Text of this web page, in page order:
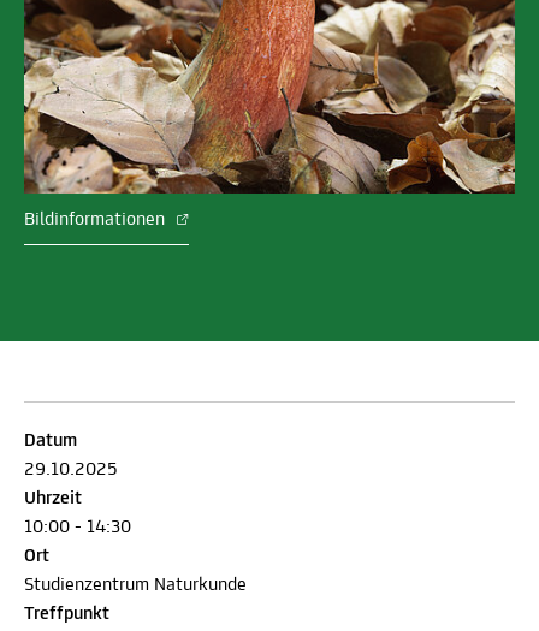
Bildinformationen
Datum
29.10.2025
Uhrzeit
10:00 - 14:30
Ort
Studienzentrum Naturkunde
Treffpunkt